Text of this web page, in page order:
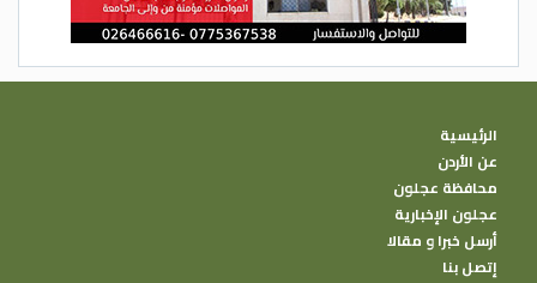
الرئيسية
عن الأردن
محافظة عجلون
عجلون الإخبارية
أرسل خبرا و مقالا
إتصل بنا